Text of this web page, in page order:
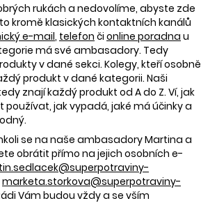
rukách a nedovolíme, abyste zde
kromě klasických kontaktních kanálů
e-mail, telefon či online poradna u
má své ambasadory. Tedy
v dané sekci. Kolegy, kteří osobně
produkt v dané kategorii. Naši
znají každý produkt od A do Z. Ví, jak
používat, jak vypadá, jaké má účinky a
se na naše ambasadory Martina a
obrátit přímo na jejich osobních e-
marketa.storkova@superpotraviny-
Vám budou vždy a se vším